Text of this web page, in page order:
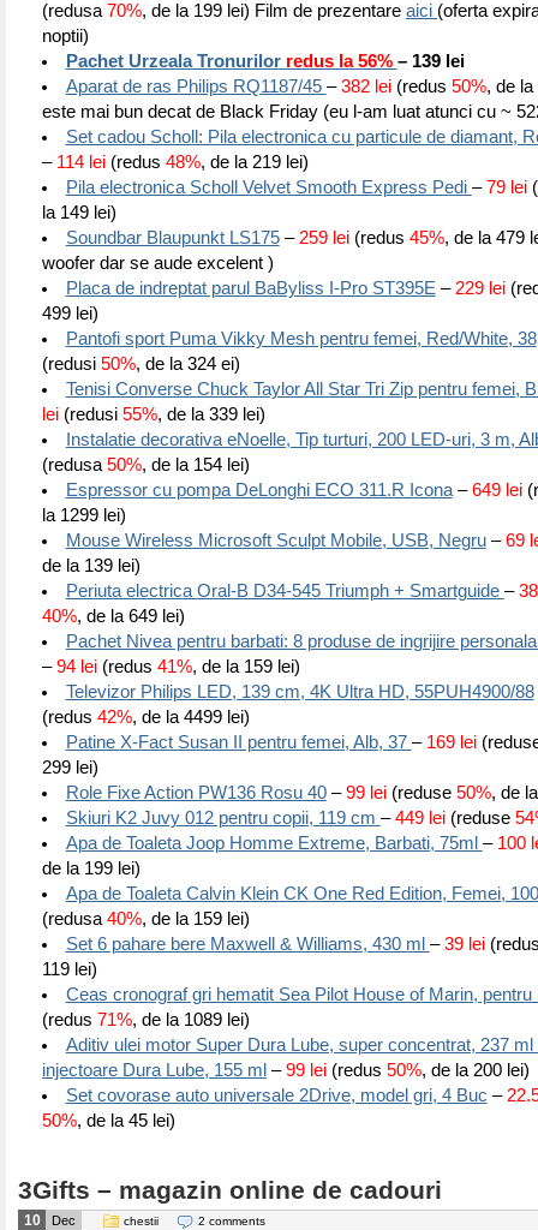
(redusa 70%, de la 199 lei) Film de prezentare aici (oferta
noptii)
Pachet Urzeala Tronurilor redus la 56% – 139 lei
Aparat de ras Philips RQ1187/45 –382 lei(redus 50%, de la
este mai bun decat de Black Friday (eu l-am luat atunci cu ~
Set cadou Scholl: Pila electronica cu particule de diamant,
– 114 lei (redus 48%, de la 219 lei)
Pila electronica Scholl Velvet Smooth Express Pedi –79 lei
la 149 lei)
Soundbar Blaupunkt LS175– 259 lei(redus 45%, de la 479
woofer dar se aude excelent )
Placa de indreptat parul BaByliss I-Pro ST395E – 229 lei
499 lei)
Pantofi sport Puma Vikky Mesh pentru femei, Red/White, 38
(redusi 50%, de la 324 ei)
Tenisi Converse Chuck Taylor All Star Tri Zip pentru femei,
lei (redusi 55%, de la 339 lei)
Instalatie decorativa eNoelle, Tip turturi, 200 LED-uri, 3 m,
(redusa 50%, de la 154 lei)
Espressor cu pompa DeLonghi ECO 311.R Icona–649 lei
la 1299 lei)
Mouse Wireless Microsoft Sculpt Mobile, USB, Negru–69
de la 139 lei)
Periuta electrica Oral-B D34-545 Triumph + Smartguide –
40%, de la 649 lei)
Pachet Nivea pentru barbati: 8 produse de ingrijire
–94 lei (redus 41%, de la 159 lei)
Televizor Philips LED, 139 cm, 4K Ultra HD, 55PUH4900/88
(redus 42%, de la 4499 lei)
Patine X-Fact Susan II pentru femei, Alb, 37 – 169 lei
299 lei)
Role Fixe Action PW136 Rosu 40–99 lei(reduse 50%, de
Skiuri K2 Juvy 012 pentru copii, 119 cm –449 lei(reduse
Apa de Toaleta Joop Homme Extreme, Barbati, 75ml – 100
de la 199 lei)
Apa de Toaleta Calvin Klein CK One Red Edition, Femei,
(redusa 40%, de la 159 lei)
Set 6 pahare bere Maxwell & Williams, 430 ml –39 lei
119 lei)
Ceas cronograf gri hematit Sea Pilot House of Marin,
(redus 71%, de la 1089 lei)
Aditiv ulei motor Super Dura Lube, super concentrat, 237
injectoare Dura Lube, 155 ml –99 lei (redus 50%, de la 200 lei)
Set covorase auto universale 2Drive, model gri, 4 Buc –
50%, de la 45 lei)
3Gifts – magazin online de cadouri
10 Dec chestii 2 comments